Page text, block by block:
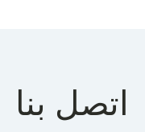
اتصل بنا